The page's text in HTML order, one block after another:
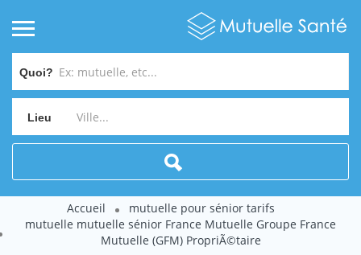
Quoi?
Lieu
Accueil
mutuelle pour sénior tarifs
mutuelle mutuelle sénior France Mutuelle Groupe France
Mutuelle (GFM) PropriÃ©taire